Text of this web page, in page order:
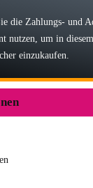
Der Koffer
die Zahlungs- und
nutzen, um in
einzukaufen.